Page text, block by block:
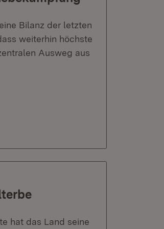
Bilanz der letzten
weiterhin höchste
Ausweg aus
hat das Land seine